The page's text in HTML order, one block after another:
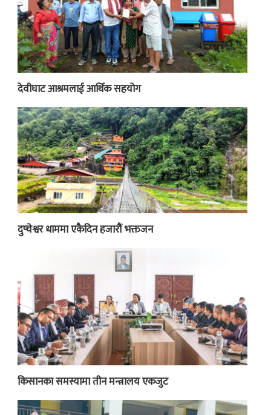
देवीघाट आश्रमलाई आर्थिक सहयोग
दुप्चेश्वर धाममा एकैदिन हजारौं भक्तजन
किसानका समस्यामा तीन मन्त्रालय एकजुट